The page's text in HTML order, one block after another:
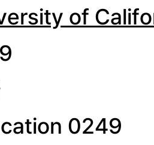
of
0249